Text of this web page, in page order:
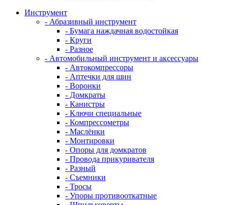
Инструмент
- Абразивный инструмент
- Бумага наждачная водостойкая
- Круги
- Разное
- Автомобильный инструмент и аксессуары
- Автокомпрессоры
- Аптечки для шин
- Воронки
- Домкраты
- Канистры
- Ключи специальные
- Компрессометры
- Маслёнки
- Монтировки
- Опоры для домкратов
- Провода прикуривателя
- Разный
- Съемники
- Тросы
- Упоры противооткатные